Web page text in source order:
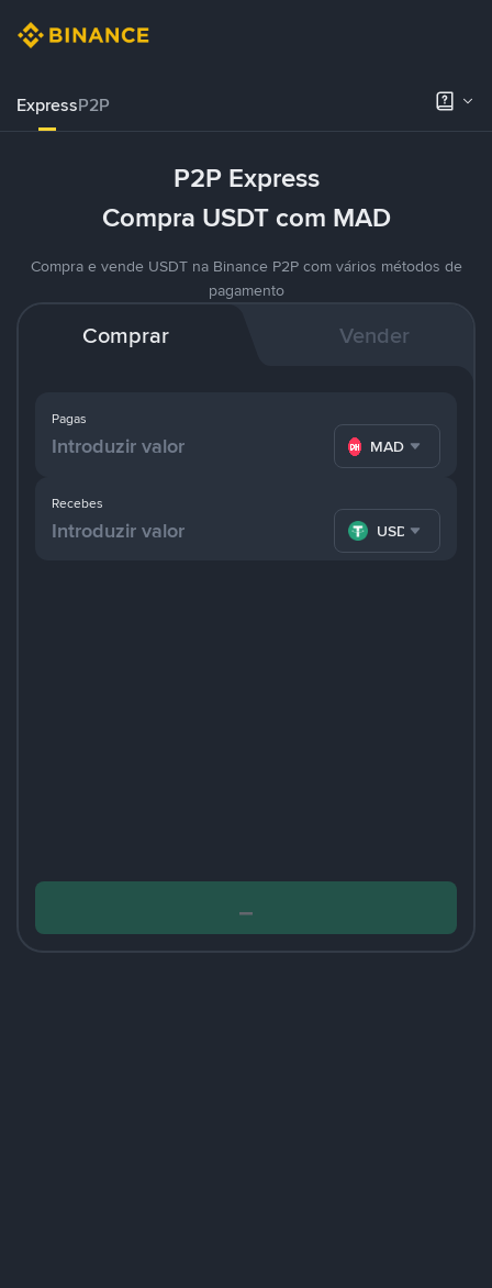
ExpressP2P
P2P Express
Compra USDT com MAD
Compra e vende USDT na Binance P2P com vários métodos de
pagamento
Comprar Vender
Pagas
MAD
Recebes
USDT